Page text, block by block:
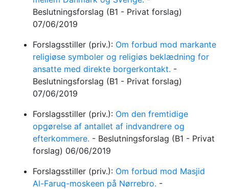
Beslutningsforslag (B1 - Privat forslag)
07/06/2019
Forslagsstiller (priv.): Om forbud mod markante
religiøse symboler og religiøs beklædning for
ansatte med direkte borgerkontakt. -
Beslutningsforslag (B1 - Privat forslag)
07/06/2019
Forslagsstiller (priv.): Om den fremtidige
opgørelse af antallet af indvandrere og
efterkommere. - Beslutningsforslag (B1 - Privat
forslag) 06/06/2019
Forslagsstiller (priv.): Om forbud mod Masjid
Al-Faruq-moskeen på Nørrebro. -